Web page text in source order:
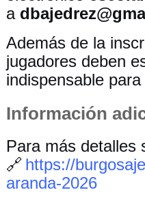
a
Además de la
jugadores deben
indispensable
Información
Para más detalles
🔗https://
aranda-2026